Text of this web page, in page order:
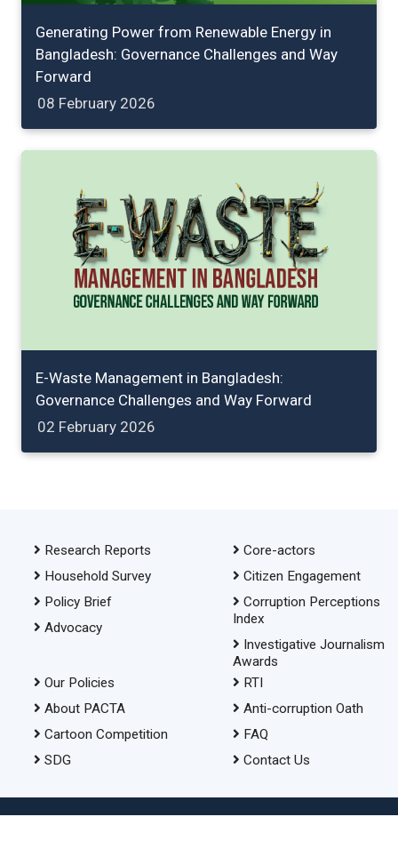
Generating Power from Renewable Energy in
Bangladesh: Governance Challenges and Way
Forward
08 February 2026
E-Waste Management in Bangladesh:
Governance Challenges and Way Forward
02 February 2026
Research Reports
Household Survey
Policy Brief
Advocacy
Core-actors
Citizen Engagement
Corruption Perceptions
Index
Investigative Journalism
Awards
Our Policies
About PACTA
Cartoon Competition
SDG
RTI
Anti-corruption Oath
FAQ
Contact Us